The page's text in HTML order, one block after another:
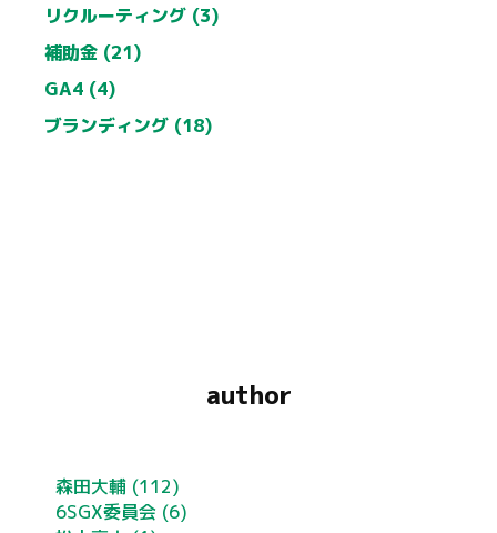
リクルーティング (3)
補助金 (21)
GA4 (4)
ブランディング (18)
author
森田大輔 (112)
6SGX委員会 (6)